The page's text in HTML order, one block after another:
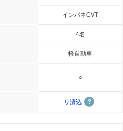
インパネCVT
4名
軽自動車
○
リ済込